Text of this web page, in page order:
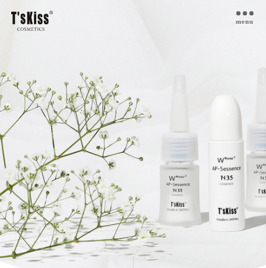
私たちのプラセンタ
開発インタビュー
商品一覧
取扱ご検討サロン様へ
お取扱サロン
お知らせ・ブログ
menu